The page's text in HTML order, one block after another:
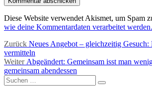
Diese Website verwendet Akismet, um Spam
wie deine Kommentardaten verarbeitet werden.
Beitragsnavigation
Zurück Vorheriger
Beitrag:
Neues Angebot – gleichzeitig Gesuch:
vermitteln
Weiter Nächster
Beitrag:
Abgeändert: Gemeinsam isst man
gemeinsam abendessen
Suchen
nach:
Suchen